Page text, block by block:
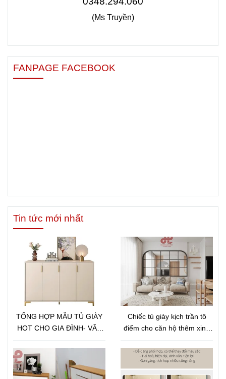
(Ms Truyền)
FANPAGE FACEBOOK
Tin tức mới nhất
TỔNG HỢP MẪU TỦ GIÀY
HOT CHO GIA ĐÌNH- VĂN
Chiếc tủ giày kịch trần tô
điểm cho căn hộ thêm xinh